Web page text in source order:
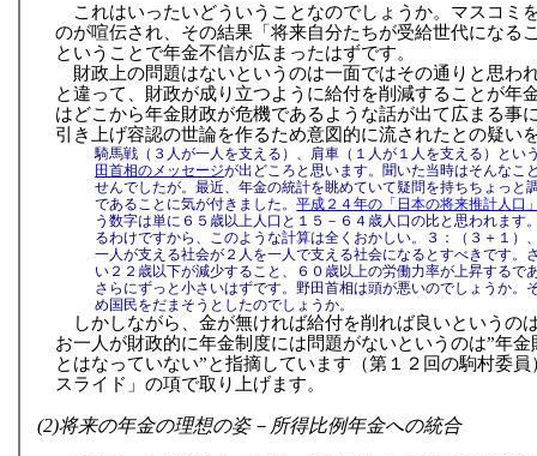
これはいったいどういうことなのでしょうか。マスコミ
のが喧伝され、その結果「将来自分たちが受給世代になる
ということで年金不信が広まったはずです。
財政上の問題はないというのは一面ではその通りと思わ
と違って、財政が成り立つように給付を削減することが年
はどこから年金財政が危機であるような話が出て広まる事
引き上げ容認の世論を作るため意図的に流されたとの疑い
騎馬戦（３人が一人を支える）、肩車（１人が１人を支える）とい
田首相のメッセージが出どころと思います。聞いた当時はそんなこ
せんでしたが。最近、年金の統計を眺めていて疑問を持ちちょっと
であることに気が付きました。平成２４年の「日本の将来推計人口
う数字は単に６５歳以上人口と１５－６４歳人口の比と思われます
るわけですから、このような計算は全くおかしい。３：（３＋１）
一人が支える社会が２人を一人で支える社会になるとすべきです。
い２２歳以下が減少すること、６０歳以上の労働力率が上昇するで
さらにずっと小さいはずです。野田首相は頭が悪いのでしょうか。
め国民をだまそうとしたのでしょうか。
しかしながら、金が無ければ給付を削れば良いというの
お一人が財政的に年金制度には問題がないというのは”年
とはなっていない”と指摘しています（第１２回の駒村委
スライド」の項で取り上げます。
(2)将来の年金の理想の姿－所得比例年金への統合